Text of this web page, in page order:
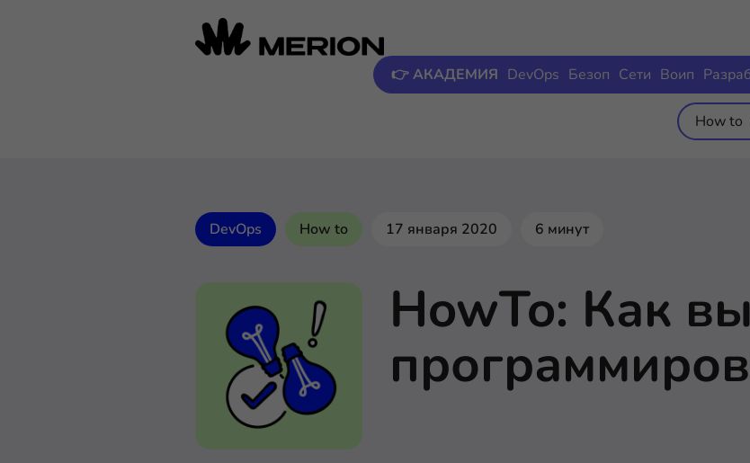
👉 АКАДЕМИЯ DevOps Безоп Сети Воип
How to
DevOps How to 17 января 2020 6 минут
HowTo: Как